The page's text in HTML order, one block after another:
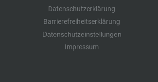
Datenschutzerklärung
Barrierefreiheitserklärung
Datenschutzeinstellungen
Impressum